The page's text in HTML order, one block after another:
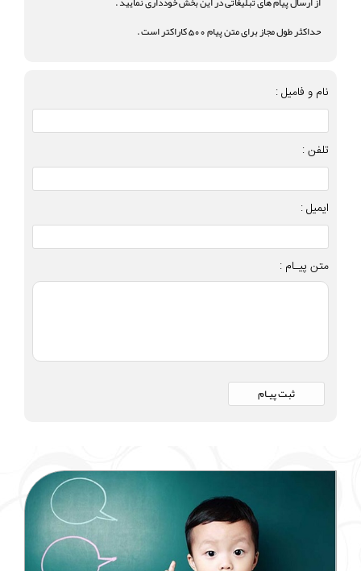
حداکثر طول مجاز برای متن پیام 500 کاراکتر است .
نام و فامیل :
تلفن :
ایمیل :
متن پیـام :